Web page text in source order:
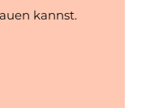
kannst.